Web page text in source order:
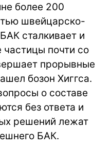
более 200
швейцарско-
сталкивает и
частицы почти со
прорывные
бозон Хиггса.
о составе
без ответа и
решений лежат
БАК.